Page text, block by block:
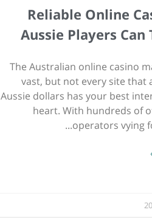
Reliable Online
Aussie Players Can
The Australian online casino
vast, but not every site that
Aussie dollars has your best
heart. With hundreds of
operators vying